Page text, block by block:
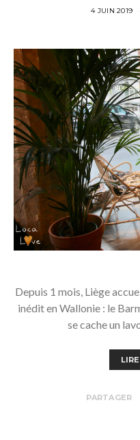
4 JUIN 2019
Depuis 1 mois, Liège
inédit en Wallonie : le
se cache un
PARTAGER